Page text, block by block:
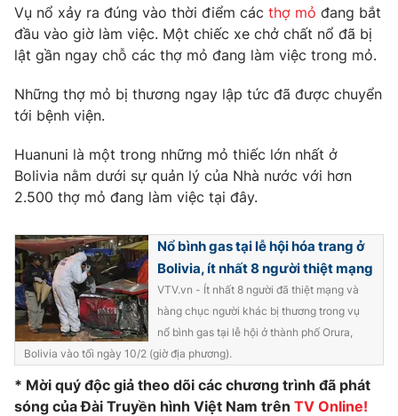
Thế giới đó đây
Câu chuyện quốc tế
Tài chính
Thị trường
Góc doanh nghiệp
Dữ liệu và đời sống
Truyền hình
Phim VTV
Hậu trường
Nhân vật
Khán giả
Giải sao mai
Điện ảnh
Sao
Đời sống
Du lịch
Làm đẹp
Chất lượng cuộc sống
Giáo dục
Tuyển sinh
Học trực tuyến
Công nghệ
Hitech Công nghệ tương lai
Sản phẩm
Thị trường
Giao lưu trực tuyến
Lịch phát sóng
Vụ nổ xảy ra đúng vào thời điểm các thợ mỏ đang bắt
đầu vào giờ làm việc. Một chiếc xe chở chất nổ đã bị
lật gần ngay chỗ các thợ mỏ đang làm việc trong mỏ.
Những thợ mỏ bị thương ngay lập tức đã được chuyển
tới bệnh viện.
Huanuni là một trong những mỏ thiếc lớn nhất ở
Bolivia nằm dưới sự quản lý của Nhà nước với hơn
2.500 thợ mỏ đang làm việc tại đây.
Nổ bình gas tại lễ hội hóa trang ở
Bolivia, ít nhất 8 người thiệt mạng
VTV.vn - Ít nhất 8 người đã thiệt mạng và
hàng chục người khác bị thương trong vụ
nổ bình gas tại lễ hội ở thành phố Orura,
Bolivia vào tối ngày 10/2 (giờ địa phương).
* Mời quý độc giả theo dõi các chương trình đã phát
sóng của Đài Truyền hình Việt Nam trên TV Online!